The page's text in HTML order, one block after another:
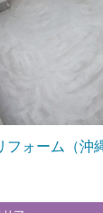
フォーム（沖